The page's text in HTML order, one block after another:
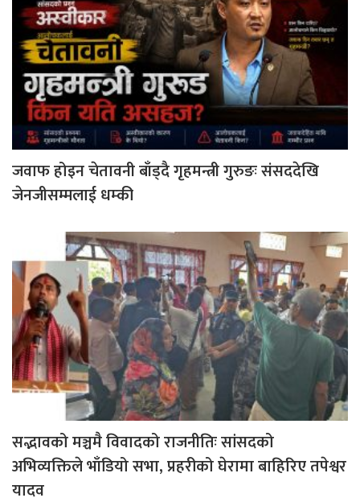
जवाफ होइन चेतावनी बाँड्दै गृहमन्त्री गुरुङः संसददेखि
जेनजीसम्मलाई धम्की
सद्भावको मञ्चमै विवादको राजनीतिः सांसदको
अभिव्यक्तिले भाँडियो सभा, प्रहरीको घेरामा बाहिरिए तपेश्वर
यादव